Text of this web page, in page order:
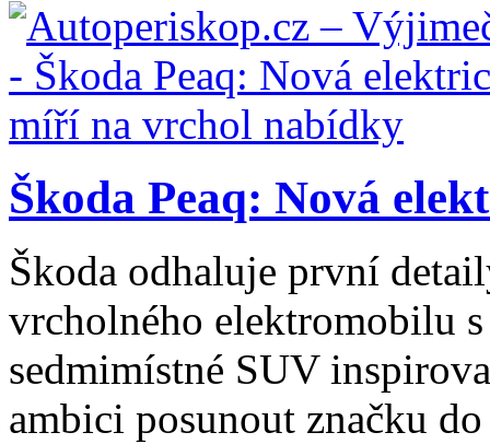
Škoda Peaq: Nová
Škoda odhaluje první
vrcholného elektromobilu s
sedmimístné SUV
ambici posunout značku